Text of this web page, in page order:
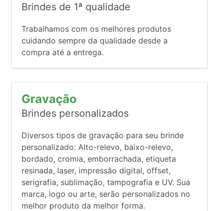
Brindes de 1ª qualidade
Trabalhamos com os melhores produtos
cuidando sempre da qualidade desde a
compra até a entrega.
Gravação
Brindes personalizados
Diversos tipos de gravação para seu brinde
personalizado: Alto-relevo, baixo-relevo,
bordado, cromia, emborrachada, etiqueta
resinada, laser, impressão digital, offset,
serigrafia, sublimação, tampografia e UV. Sua
marca, logo ou arte, serão personalizados no
melhor produto da melhor forma.